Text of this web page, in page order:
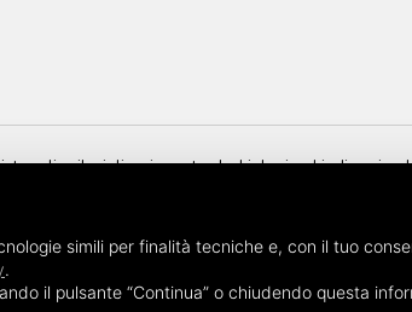
online il miglior vino naturale, biologico,
potrai trovare e acquistare i migliori vini naturali in
simili per finalità tecniche e, con il tuo
.
il pulsante “Continua” o chiudendo questa